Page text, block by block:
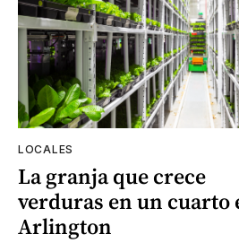
LOCALES
La granja que crece
verduras en un cuarto
Arlington